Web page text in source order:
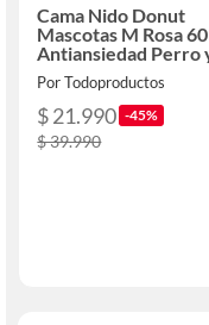
Cama Nido Donut
Mascotas M Rosa
Antiansiedad Perro
Por Todoproductos
$ 21.990 -45%
$ 39.990